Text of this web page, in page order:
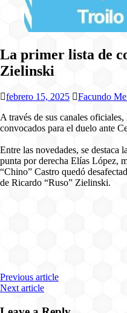
La primer lista de
Zielinski
febrero 15, 2025 Facundo
A través de sus canales
convocados para el duelo ante
Entre las novedades, se destaca
punta por derecha Elías López,
“Chino” Castro quedó
de Ricardo “Ruso” Zielinski.
Previous article
Next article